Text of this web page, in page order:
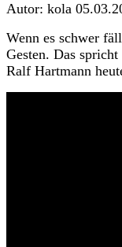
Autor: kola
Wenn es schwer
Gesten. Das
Ralf Hartmann